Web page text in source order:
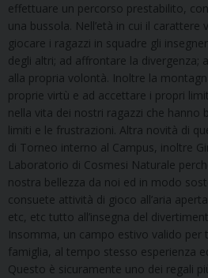
effettuare un percorso prestabilito,
una bussola. Nell’età in cui il
giocare i ragazzi in squadre gli
degli altri; ad affrontare la divergenza;
alla propria volontà. Inoltre la
proprie virtù e ad accettare i propri
nella vita dei nostri ragazzi che hanno
limiti e le frustrazioni. Altra novità di
di Torneo interno al Campus, inoltre
Laboratorio di Cosmesi Naturale
nostra bellezza da noi ed in modo
consuete attività di gioco all’aria
etc, etc tutto all’insegna del
Insomma, un campo estivo valido
famiglia, al tempo stesso esperienza
Questo è sicuramente uno dei regali